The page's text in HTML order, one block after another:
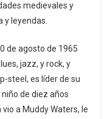
medievales y
leyendas.
de agosto de 1965
jazz, y rock, y
steel, es líder de su
de diez años
a Muddy Waters, le